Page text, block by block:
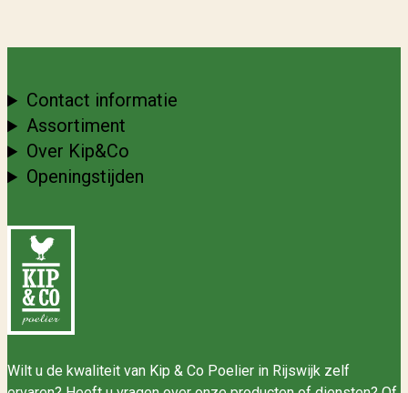
Contact informatie
Assortiment
Over Kip&Co
Openingstijden
Wilt u de kwaliteit van Kip & Co Poelier in Rijswijk zelf